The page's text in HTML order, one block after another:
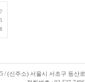
/ (신주소) 서울시 서초구 동산